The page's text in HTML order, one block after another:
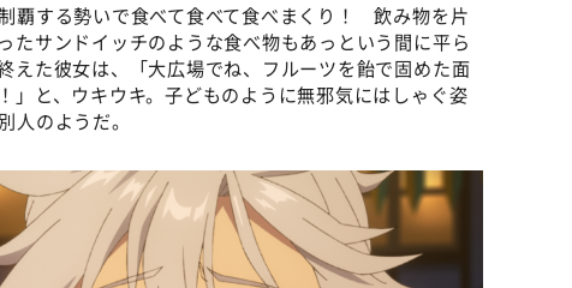
覇する勢いで食べて食べて食べまくり！ 飲み物を片
たサンドイッチのような食べ物もあっという間に平ら
えた彼女は、「大広場でね、フルーツを飴で固めた面
」と、ウキウキ。子どものように無邪気にはしゃぐ姿
人のようだ。